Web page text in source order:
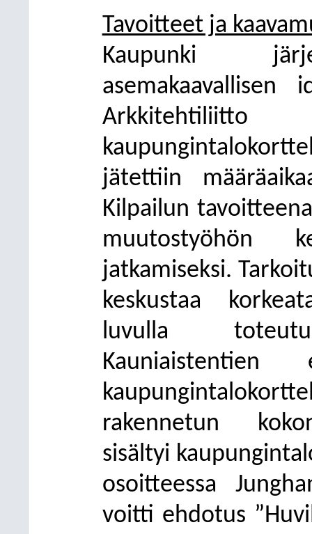
Tavoitteet ja
Kaupunki
asemakaavallisen
jätettiin
Kilpailun
muutostyöhön
jatkamiseksi.
keskustaa
luvulla
rakennetun
sisältyi
osoitteessa
voitti ehdotus